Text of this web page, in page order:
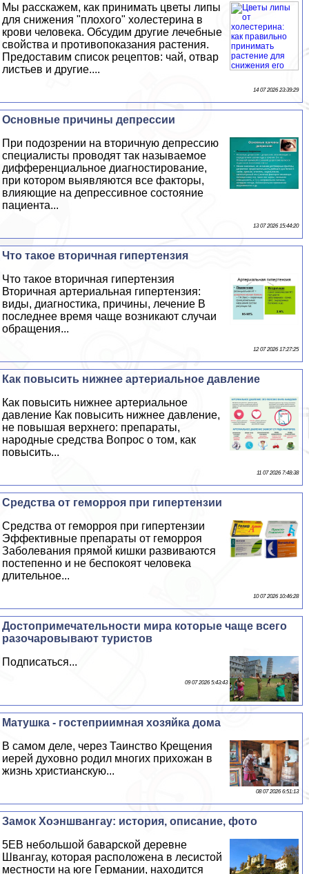
Мы расскажем, как принимать цветы липы
для снижения "плохого" холестерина в
крови человека. Обсудим другие лечебные
свойства и противопоказания растения.
Предоставим список рецептов: чай, отвар
листьев и другие....
14 07 2026 23:39:29
Основные причины депрессии
При подозрении на вторичную депрессию
специалисты проводят так называемое
дифференциальное диагностирование,
при котором выявляются все факторы,
влияющие на депрессивное состояние
пациента...
13 07 2026 15:44:20
Что такое вторичная гипертензия
Что такое вторичная гипертензия
Вторичная артериальная гипертензия:
виды, диагностика, причины, лечение В
последнее время чаще возникают случаи
обращения...
12 07 2026 17:27:25
Как повысить нижнее артериальное давление
Как повысить нижнее артериальное
давление Как повысить нижнее давление,
не повышая верхнего: препараты,
народные средства Вопрос о том, как
повысить...
11 07 2026 7:48:38
Средства от геморроя при гипертензии
Средства от геморроя при гипертензии
Эффективные препараты от геморроя
Заболевания прямой кишки развиваются
постепенно и не беспокоят человека
длительное...
10 07 2026 10:46:28
Достопримечательности мира которые чаще всего
разочаровывают туристов
Подписаться...
09 07 2026 5:43:43
Матушка - гостеприимная хозяйка дома
В самом деле, через Таинство Крещения
иерей духовно родил многих прихожан в
жизнь христианскую...
08 07 2026 6:51:13
Замок Хоэншвангау: история, описание, фото
5EВ небольшой баварской деревне
Швангау, которая расположена в лесистой
местности на юге Германии, находится